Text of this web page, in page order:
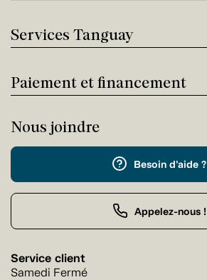
Services Tanguay
Paiement et financement
Nous joindre
Besoin d'aide ?
Appelez-nous !
Service client
Samedi Fermé